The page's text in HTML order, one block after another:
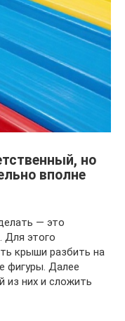
но
вполне
— это
этого
крыши разбить на
фигуры. Далее
из них и сложить